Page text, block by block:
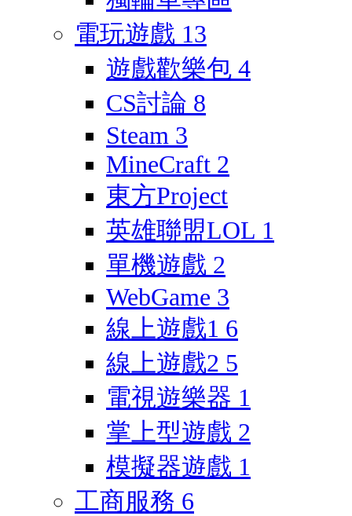
電玩遊戲 13
遊戲歡樂包 4
CS討論 8
Steam 3
MineCraft 2
東方Project
英雄聯盟LOL 1
單機遊戲 2
WebGame 3
線上遊戲1 6
線上遊戲2 5
電視遊樂器 1
掌上型遊戲 2
模擬器遊戲 1
工商服務 6